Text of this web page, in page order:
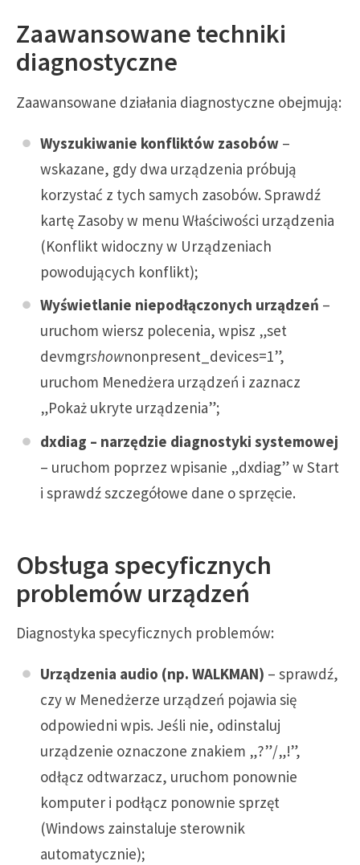
Zaawansowane techniki
diagnostyczne
Zaawansowane działania diagnostyczne obejmują:
Wyszukiwanie konfliktów zasobów –
wskazane, gdy dwa urządzenia próbują
korzystać z tych samych zasobów. Sprawdź
kartę Zasoby w menu Właściwości urządzenia
(Konflikt widoczny w Urządzeniach
powodujących konflikt);
Wyświetlanie niepodłączonych urządzeń –
uruchom wiersz polecenia, wpisz „set
devmgrshownonpresent_devices=1”,
uruchom Menedżera urządzeń i zaznacz
„Pokaż ukryte urządzenia”;
dxdiag – narzędzie diagnostyki systemowej
– uruchom poprzez wpisanie „dxdiag” w Start
i sprawdź szczegółowe dane o sprzęcie.
Obsługa specyficznych
problemów urządzeń
Diagnostyka specyficznych problemów:
Urządzenia audio (np. WALKMAN) – sprawdź,
czy w Menedżerze urządzeń pojawia się
odpowiedni wpis. Jeśli nie, odinstaluj
urządzenie oznaczone znakiem „?”/„!”,
odłącz odtwarzacz, uruchom ponownie
komputer i podłącz ponownie sprzęt
(Windows zainstaluje sterownik
automatycznie);